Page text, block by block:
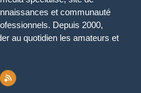
et communauté
Depuis 2000,
au quotidien les amateurs et